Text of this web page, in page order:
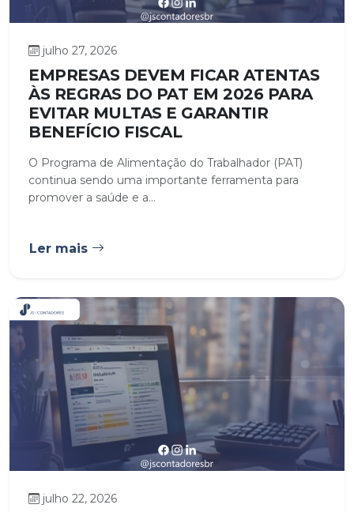
julho 27, 2026
EMPRESAS DEVEM FICAR ATENTAS
ÀS REGRAS DO PAT EM 2026 PARA
EVITAR MULTAS E GARANTIR
BENEFÍCIO FISCAL
O Programa de Alimentação do Trabalhador (PAT)
continua sendo uma importante ferramenta para
promover a saúde e a...
Ler mais
julho 22, 2026